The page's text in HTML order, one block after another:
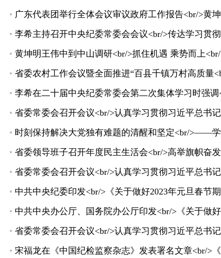
广东代表团举行全体会议审议政府工作报告<br/>黄
李希主持召开中央纪委常委会会议<br/>传达学习贯
黄坤明王伟中到中山调研<br/>抓住机遇 乘势而上
中共中央纪委印发<br/>《关于做好2023年元旦春节
中共中央办公厅、国务院办公厅印发<br/>《关于做
宋福龙在《中国纪检监察杂志》发表署名文章<br/>